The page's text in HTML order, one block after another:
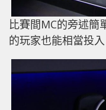
比賽間MC的旁述簡
的玩家也能相當投入